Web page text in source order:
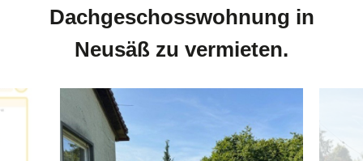
Dachgeschosswohnung in
Neusäß zu vermieten.